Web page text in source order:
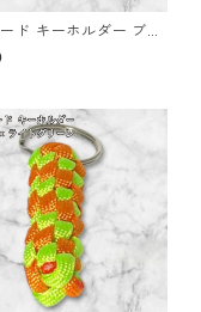
ド キーホルダー ブル
ロー 編み込み s32